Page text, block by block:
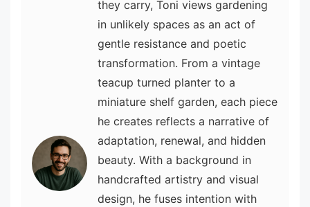
they carry, Toni views gardening
in unlikely spaces as an act of
gentle resistance and poetic
transformation. From a vintage
teacup turned planter to a
miniature shelf garden, each piece
he creates reflects a narrative of
adaptation, renewal, and hidden
beauty. With a background in
handcrafted artistry and visual
design, he fuses intention with